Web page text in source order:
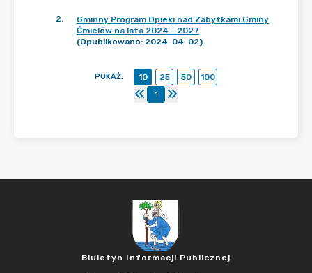
2.
Gminny Program Opieki nad Zabytkami Gminy
Ćmielów na lata 2024 - 2027
(Opublikowano: 2024-04-02)
POKAŻ: 10 25 50
100
1
Biuletyn Informacji Publicznej